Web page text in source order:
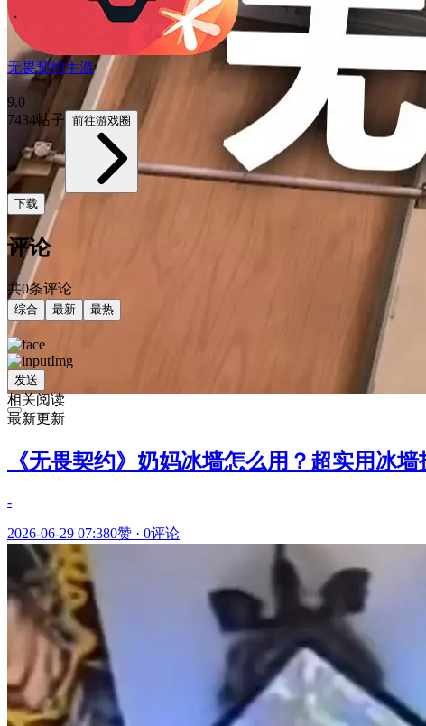
无畏契约手游
9.0
7434帖子 前往游戏圈
下载
评论
共0条评论
综合 最新 最热
发送
相关阅读
最新更新
《无畏契约》奶妈冰墙怎么用？超实用冰
-
2026-06-29 07:380赞 · 0评论